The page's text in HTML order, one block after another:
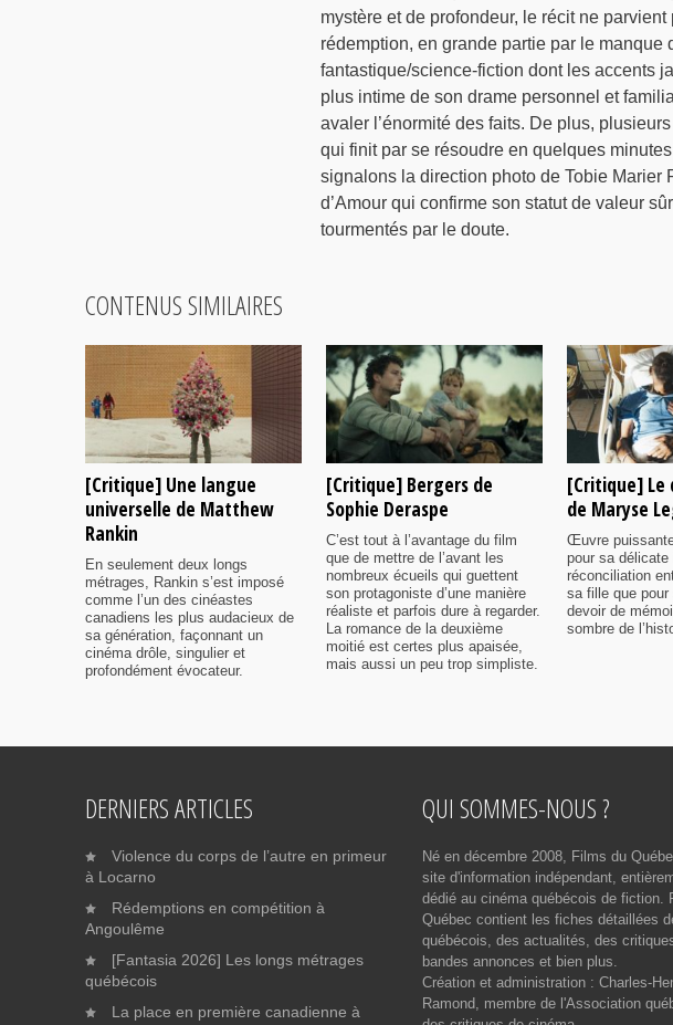
mystère et de profondeur, le récit ne
rédemption, en grande partie par le manque
fantastique/science-fiction dont les accents
plus intime de son drame personnel et
avaler l’énormité des faits. De plus,
qui finit par se résoudre en quelques
signalons la direction photo de Tobie Marier
d’Amour qui confirme son statut de valeur
tourmentés par le doute.
CONTENUS SIMILAIRES
[Critique] Une langue
universelle de Matthew
Rankin
En seulement deux longs
métrages, Rankin s’est imposé
comme l’un des cinéastes
canadiens les plus audacieux de
sa génération, façonnant un
cinéma drôle, singulier et
profondément évocateur.
[Critique] Bergers de
Sophie Deraspe
C’est tout à l’avantage du film
que de mettre de l’avant les
nombreux écueils qui guettent
son protagoniste d’une manière
réaliste et parfois dure à regarder.
La romance de la deuxième
moitié est certes plus apaisée,
mais aussi un peu trop simpliste.
[Critique] Le
de Maryse
Œuvre
pour sa
réconciliation
sa fille que
devoir de
sombre de
DERNIERS ARTICLES
Violence du corps de l’autre en primeur
à Locarno
Rédemptions en compétition à
Angoulême
[Fantasia 2026] Les longs métrages
québécois
La place en première canadienne à
QUI SOMMES-NOUS ?
Né en décembre 2008, Films du
site d'information indépendant,
dédié au cinéma québécois de fiction.
Québec contient les fiches détaillées
québécois, des actualités, des
bandes annonces et bien plus.
Création et administration : Charles-
Ramond, membre de l'Association